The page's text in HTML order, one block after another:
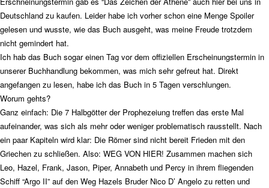
Deutschland zu kaufen. Leider habe ich vorher schon eine Menge Spoiler
gelesen und wusste, wie das Buch ausgeht, was meine Freude trotzdem
nicht gemindert hat.
Ich hab das Buch sogar einen Tag vor dem offiziellen Erscheinungstermin in
unserer Buchhandlung bekommen, was mich sehr gefreut hat. Direkt
angefangen zu lesen, habe ich das Buch in 5 Tagen verschlungen.
Worum gehts?
Ganz einfach: Die 7 Halbgötter der Prophezeiung treffen das erste Mal
aufeinander, was sich als mehr oder weniger problematisch rausstellt. Nach
ein paar Kapiteln wird klar: Die Römer sind nicht bereit Frieden mit den
Griechen zu schließen. Also: WEG VON HIER! Zusammen machen sich
Leo, Hazel, Frank, Jason, Piper, Annabeth und Percy in ihrem fliegenden
Schiff “Argo II” auf den Weg Hazels Bruder Nico D’ Angelo zu retten und